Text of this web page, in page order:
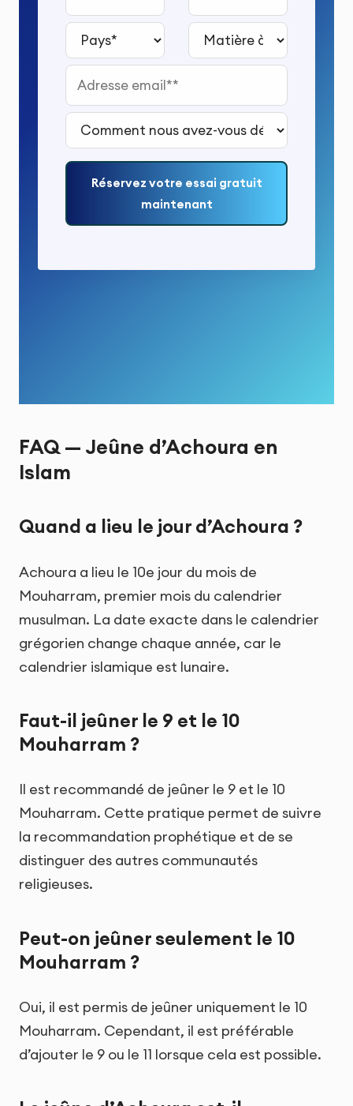
Pays* Matière à étudier*
Adresse email*
Comment nous avez-vous découvert ?*
Réservez votre essai gratuit
maintenant
FAQ — Jeûne d’Achoura en
Islam
Quand a lieu le jour d’Achoura ?
Achoura a lieu le 10e jour du mois de
Mouharram, premier mois du calendrier
musulman. La date exacte dans le calendrier
grégorien change chaque année, car le
calendrier islamique est lunaire.
Faut-il jeûner le 9 et le 10
Mouharram ?
Il est recommandé de jeûner le 9 et le 10
Mouharram. Cette pratique permet de suivre
la recommandation prophétique et de se
distinguer des autres communautés
religieuses.
Peut-on jeûner seulement le 10
Mouharram ?
Oui, il est permis de jeûner uniquement le 10
Mouharram. Cependant, il est préférable
d’ajouter le 9 ou le 11 lorsque cela est possible.